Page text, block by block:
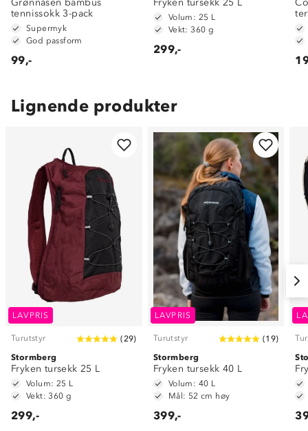
tennissokk 3-pack
Supermyk
God passform
99,-
Volum: 25 L
Vekt: 360 g
299,-
Lignende produkter
LAVPRIS
Turutstyr ( 29)
Stormberg
Fryken tursekk 25 L
Volum: 25 L
Vekt: 360 g
299,-
LAVPRIS
Turutstyr (19)
Stormberg
Fryken tursekk 40 L
Volum: 40 L
Mål: 52 cm høy
399,-